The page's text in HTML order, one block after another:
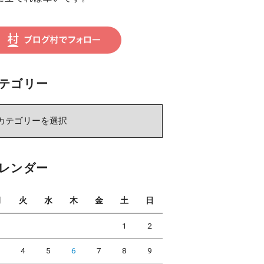
ゴリー
ンダー
火 水 木 金 土 日
1 2
4 5 6 7 8 9